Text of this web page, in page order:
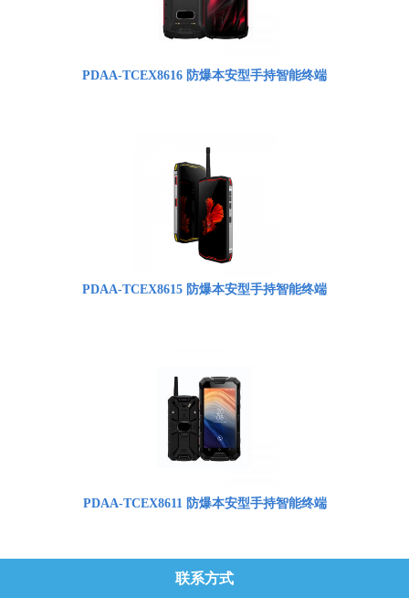
PDAA-TCEX8616 防爆本安型手持智能终端
PDAA-TCEX8615 防爆本安型手持智能终端
PDAA-TCEX8611 防爆本安型手持智能终端
联系方式